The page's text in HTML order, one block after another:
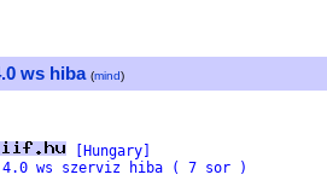
ws hiba (mind)
[Hungary]
4.0 ws szerviz hiba ( 7 sor )